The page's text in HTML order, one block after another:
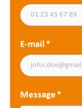
E-mail *
Message *